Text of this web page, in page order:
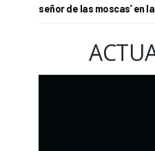
señor de las moscas’ en